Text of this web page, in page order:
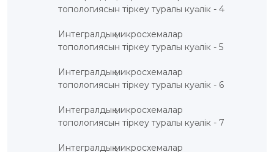
ДИРЕКТОРДЫҢ
ГЕОГРАФИЯЛЫҚ
ТАУАРЛАР
ЖЕРЛЕР
КАРТАСЫ
топологиясын тіркеу туралы куәлік - 4
Интегралдық микросхемалар
топологиясын тіркеу туралы куәлік - 5
Интегралдық микросхемалар
топологиясын тіркеу туралы куәлік - 6
Интегралдық микросхемалар
топологиясын тіркеу туралы куәлік - 7
Интегралдық микросхемалар